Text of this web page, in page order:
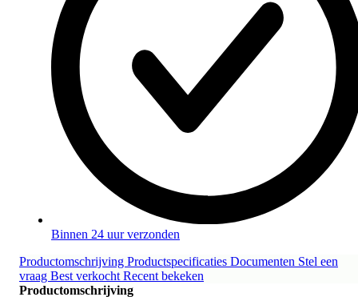
Binnen 24 uur verzonden
Productomschrijving Productspecificaties Documenten Stel een
vraag Best verkocht Recent bekeken
Productomschrijving